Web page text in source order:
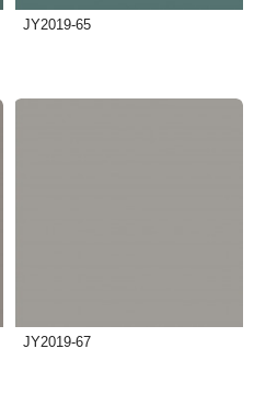
JY2019-65
JY2019-67